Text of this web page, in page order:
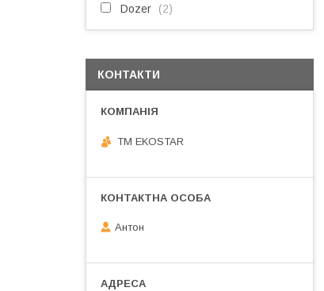
Dozer 2
КОНТАКТИ
ТМ EKOSTAR
Антон